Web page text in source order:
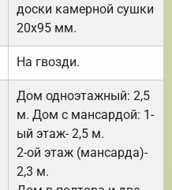
доски камерной сушки
20х95 мм.
На гвозди.
Дом одноэтажный: 2,5
м. Дом с мансардой: 1-
ый этаж- 2,5 м.
2-ой этаж (мансарда)-
2,3 м.